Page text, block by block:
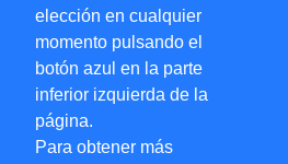
elección en cualquier
momento pulsando el
botón azul en la parte
inferior izquierda de la
página.
Para obtener más